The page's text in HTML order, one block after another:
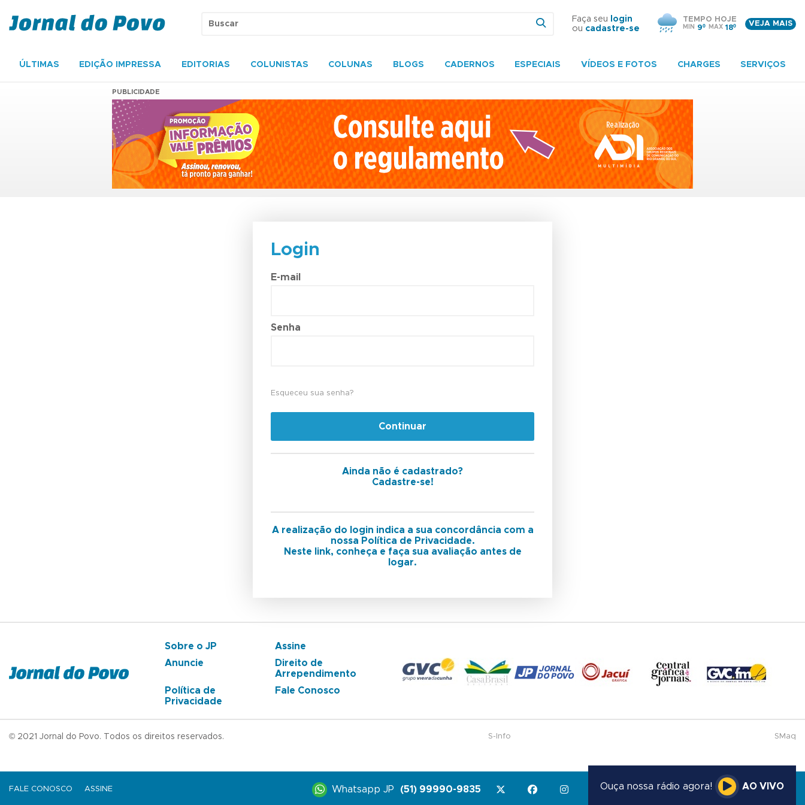
Faça seu
login
ou cadastre-se
TEMPO HOJE
MIN 9º MAX 18º
VEJA MAIS
ÚLTIMAS EDIÇÃO IMPRESSA EDITORIAS COLUNISTAS COLUNAS BLOGS CADERNOS ESPECIAIS VÍDEOS E FOTOS CHARGES SERVIÇOS
PUBLICIDADE
Login
E-mail
Senha
Esqueceu sua senha?
Continuar
Ainda não é cadastrado?
Cadastre-se!
A realização do login indica a sua concordância com a
nossa Política de Privacidade.
Neste link, conheça e faça sua avaliação antes de
logar.
Sobre o JP
Assine
Anuncie
Direito de
Arrependimento
Política de
Privacidade
Fale Conosco
© 2021 Jornal do Povo. Todos os direitos reservados. S-Info SMaq
FALE CONOSCO ASSINE Whatsapp JP (51) 99990-9835 Ouça nossa rádio agora! AO VIVO